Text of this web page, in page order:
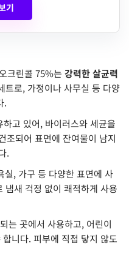
기
크린콜 75%는 강력한 살균력
로, 가정이나 사무실 등 다양
.
하고 있어, 바이러스와 세균을
조되어 표면에 잔여물이 남지
.
실, 가구 등 다양한 표면에 사
냄새 걱정 없이 쾌적하게 사용
는 곳에서 사용하고, 어린이
니다. 피부에 직접 닿지 않도